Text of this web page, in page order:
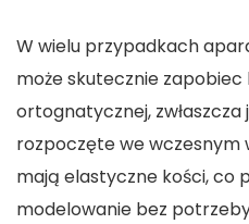
W wielu przypadkach
może skutecznie
ortognatycznej,
rozpoczęte we wczesnym
mają elastyczne kości, co
modelowanie bez